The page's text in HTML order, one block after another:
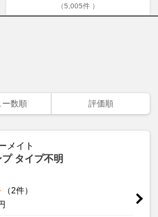
（5,005件 ）
ー数順 評価順
メイト
タイプ不明
（2件）